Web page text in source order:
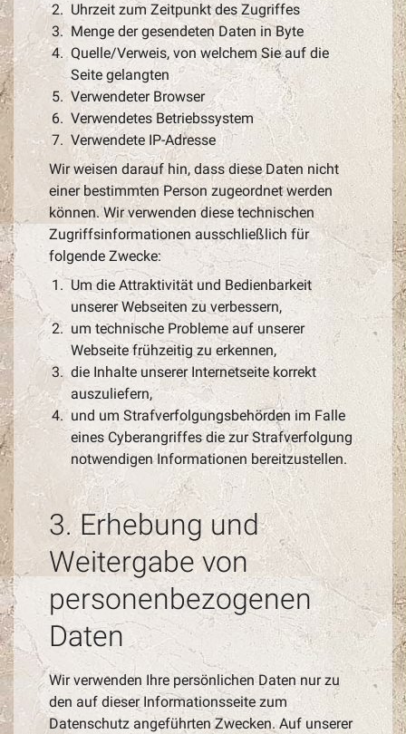
Uhrzeit zum Zeitpunkt des Zugriffes
Menge der gesendeten Daten in Byte
Quelle/Verweis, von welchem Sie auf die
Seite gelangten
Verwendeter Browser
Verwendetes Betriebssystem
Verwendete IP-Adresse
Wir weisen darauf hin, dass diese Daten nicht
einer bestimmten Person zugeordnet werden
können. Wir verwenden diese technischen
Zugriffsinformationen ausschließlich für
folgende Zwecke:
Um die Attraktivität und Bedienbarkeit
unserer Webseiten zu verbessern,
um technische Probleme auf unserer
Webseite frühzeitig zu erkennen,
die Inhalte unserer Internetseite korrekt
auszuliefern,
und um Strafverfolgungsbehörden im Falle
eines Cyberangriffes die zur Strafverfolgung
notwendigen Informationen bereitzustellen.
3. Erhebung und
Weitergabe von
personenbezogenen
Daten
Wir verwenden Ihre persönlichen Daten nur zu
den auf dieser Informationsseite zum
Datenschutz angeführten Zwecken. Auf unserer